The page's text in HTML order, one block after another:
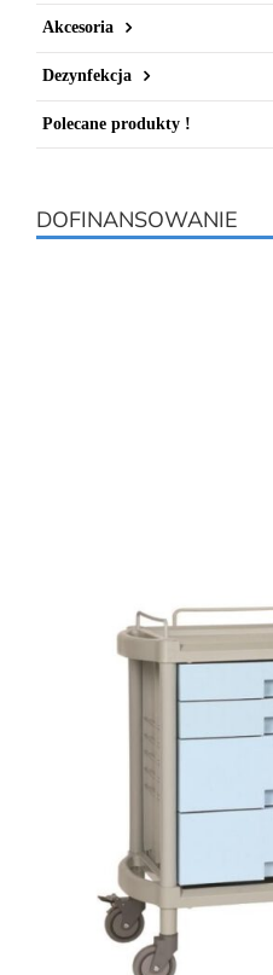
Akcesoria
Dezynfekcja
Polecane produkty !
DOFINANSOWANIE